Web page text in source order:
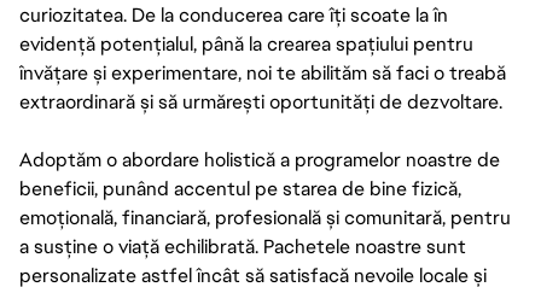
curiozitatea. De la conducerea care îți scoate la în
evidență potențialul, până la crearea spațiului pentru
învățare și experimentare, noi te abilităm să faci o treabă
extraordinară și să urmărești oportunități de dezvoltare.
Adoptăm o abordare holistică a programelor noastre de
beneficii, punând accentul pe starea de bine fizică,
emoțională, financiară, profesională și comunitară, pentru
a susține o viață echilibrată. Pachetele noastre sunt
personalizate astfel încât să satisfacă nevoile locale și